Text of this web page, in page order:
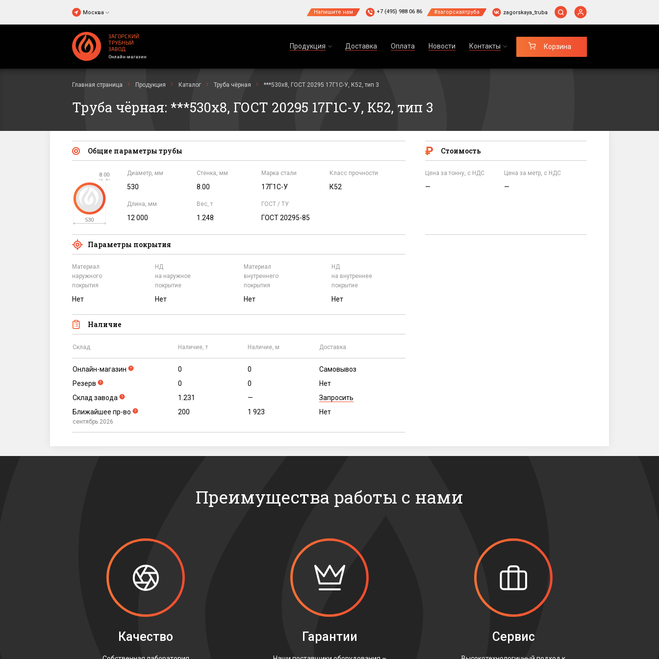
Москва Напишите нам +7 (495) 988 06 86 #загорскаятруба zagorskaya_truba
ЗАГОРСКИЙ
ТРУБНЫЙ
ЗАВОД
Онлайн-магазин
Продукция Доставка Оплата Новости Контакты Корзина
Главная страница Продукция Каталог Труба чёрная ***530х8, ГОСТ 20295 17Г1С-У, К52, тип 3
Труба чёрная: ***530х8, ГОСТ 20295 17Г1С-У, К52, тип 3
Общие параметры трубы
Диаметр, мм
530
Стенка, мм
8.00
Марка стали
17Г1С-У
Класс прочности
К52
Длина, мм
12 000
Вес, т
1.248
ГОСТ / ТУ
ГОСТ 20295-85
Параметры покрытия
Материал
наружного
покрытия
Нет
НД
на наружное
покрытие
Нет
Материал
внутреннего
покрытия
Нет
НД
на внутреннее
покрытие
Нет
Стоимость
Цена за тонну, c НДС
—
Цена за метр, c НДС
—
Наличие
Склад Наличие, т Наличие, м Доставка
Онлайн-магазин 0 0
Самовывоз
Резерв
0 0
Нет
Склад завода
1.231 —
Запросить
Ближайшее пр-во
сентябрь 2026
200 1 923 Нет
Преимущества работы с нами
Качество Гарантии Сервис